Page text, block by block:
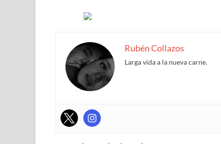
Rubén Collazos
Larga vida a la nueva carne.